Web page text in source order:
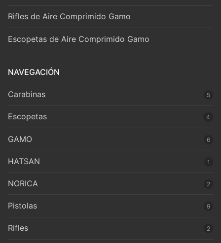
Rifles de Aire Comprimido Gamo
Escopetas de Aire Comprimido Gamo
NAVEGACIÓN
Carabinas 5
Escopetas 4
GAMO 6
HATSAN 1
NORICA 2
Pistolas 9
Rifles 2